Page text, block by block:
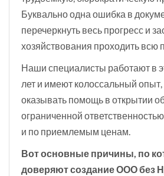
Буквально одна ошибка в
перечеркнуть весь прогресс и
хозяйствования проходить всю
Наши специалисты работают в
лет и имеют колоссальный опыт,
оказывать помощь в открытии
ограниченной
и по приемлемым ценам.
Вот основные причины, по
доверяют создание ООО без